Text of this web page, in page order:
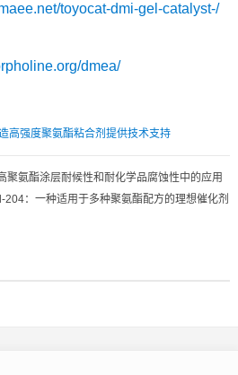
toyocat-dmi-gel-catalyst-/
dmea/
高强度聚氨酯粘合剂提供技术支持
聚氨酯涂层耐候性和耐化学品腐蚀性中的应用
204：一种适用于多种聚氨酯配方的理想催化剂